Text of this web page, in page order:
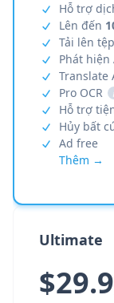
Hỗ trợ
Lên đến
Tải lên
Phát
Translate
Pro OCR
Hỗ trợ
Hủy bất
Ad free
Thêm →
Ultimate
$29.9